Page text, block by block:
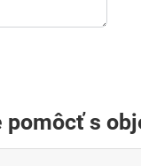
pomôcť s